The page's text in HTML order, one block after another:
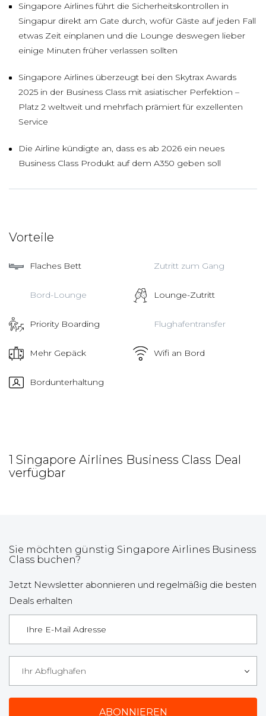
Singapore Airlines führt die Sicherheitskontrollen in
Singapur direkt am Gate durch, wofür Gäste auf jeden Fall
etwas Zeit einplanen und die Lounge deswegen lieber
einige Minuten früher verlassen sollten
Singapore Airlines überzeugt bei den Skytrax Awards
2025 in der Business Class mit asiatischer Perfektion –
Platz 2 weltweit und mehrfach prämiert für exzellenten
Service
Die Airline kündigte an, dass es ab 2026 ein neues
Business Class Produkt auf dem A350 geben soll
Vorteile
Flaches Bett Zutritt zum Gang
Bord-Lounge Lounge-Zutritt
Priority Boarding Flughafentransfer
Mehr Gepäck Wifi an Bord
Bordunterhaltung
1 Singapore Airlines Business Class Deal
verfügbar
Sie möchten günstig Singapore Airlines Business
Class buchen?
Jetzt Newsletter abonnieren und regelmäßig die besten
Deals erhalten
Ihr Abflughafen